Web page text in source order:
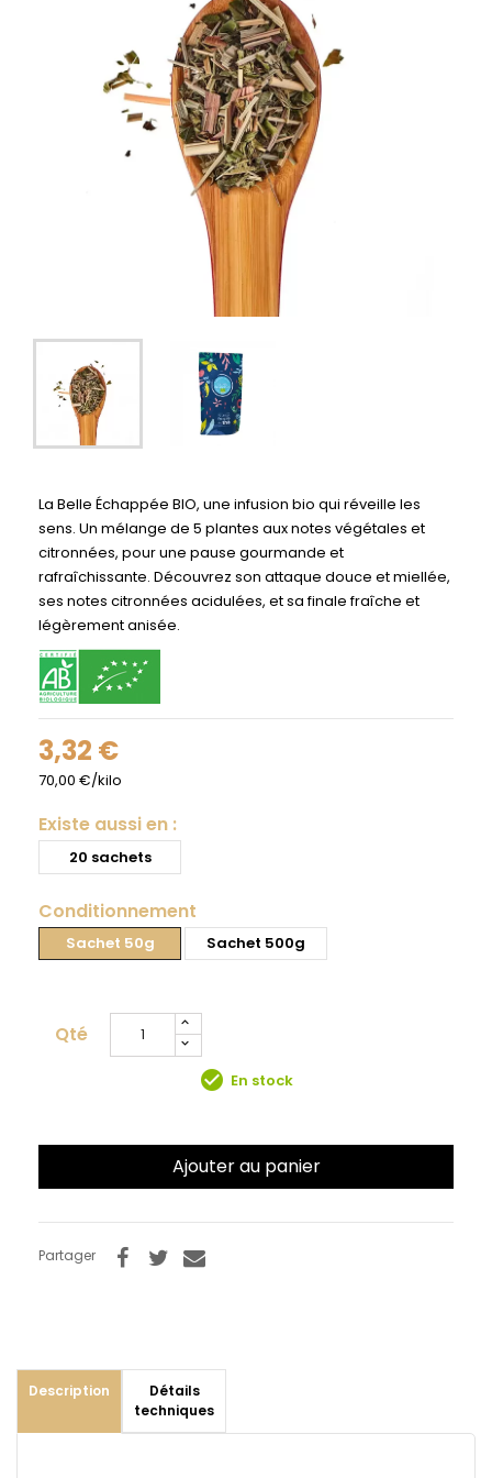
La Belle Échappée BIO, une infusion bio qui réveille les
sens. Un mélange de 5 plantes aux notes végétales et
citronnées, pour une pause gourmande et
rafraîchissante. Découvrez son attaque douce et miellée,
ses notes citronnées acidulées, et sa finale fraîche et
légèrement anisée.
3,32 €
70,00 €/kilo
Existe aussi en :
20 sachets
Conditionnement
Sachet 50g Sachet 500g
Qté
check_circle En stock
Ajouter au panier
Partager
Description
Détails
techniques